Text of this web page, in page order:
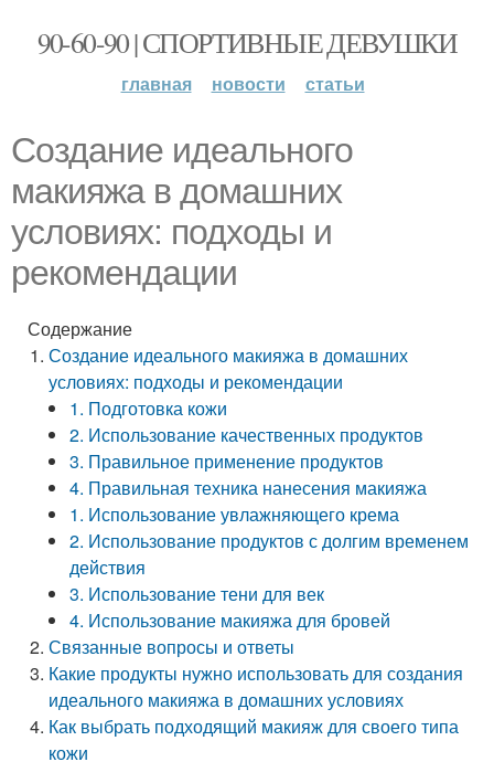
90-60-90 | СПОРТИВНЫЕ ДЕВУШКИ
главная новости статьи
Создание идеального
макияжа в домашних
условиях: подходы и
рекомендации
Содержание
Создание идеального макияжа в домашних
условиях: подходы и рекомендации
1. Подготовка кожи
2. Использование качественных продуктов
3. Правильное применение продуктов
4. Правильная техника нанесения макияжа
1. Использование увлажняющего крема
2. Использование продуктов с долгим временем
действия
3. Использование тени для век
4. Использование макияжа для бровей
Связанные вопросы и ответы
Какие продукты нужно использовать для создания
идеального макияжа в домашних условиях
Как выбрать подходящий макияж для своего типа
кожи